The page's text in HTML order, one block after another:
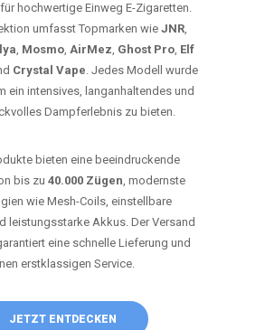
hochwertige Einweg E-Zigaretten.
umfasst Topmarken wie JNR,
, Mosmo, AirMez, Ghost Pro, Elf
Crystal Vape. Jedes Modell wurde
ein intensives, langanhaltendes und
Dampferlebnis zu bieten.
bieten eine beeindruckende
bis zu 40.000 Zügen, modernste
wie Mesh-Coils, einstellbare
leistungsstarke Akkus. Der Versand
eine schnelle Lieferung und
erstklassigen Service.
JETZT ENTDECKEN